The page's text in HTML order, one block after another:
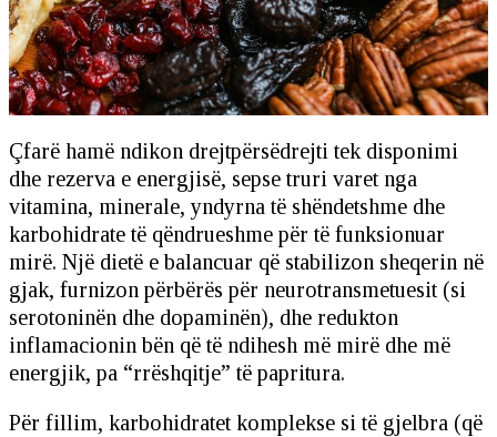
Çfarë hamë ndikon drejtpërsëdrejti tek disponimi
dhe rezerva e energjisë, sepse truri varet nga
vitamina, minerale, yndyrna të shëndetshme dhe
karbohidrate të qëndrueshme për të funksionuar
mirë. Një dietë e balancuar që stabilizon sheqerin në
gjak, furnizon përbërës për neurotransmetuesit (si
serotoninën dhe dopaminën), dhe redukton
inflamacionin bën që të ndihesh më mirë dhe më
energjik, pa “rrëshqitje” të papritura.
Për fillim, karbohidratet komplekse si të gjelbra (që